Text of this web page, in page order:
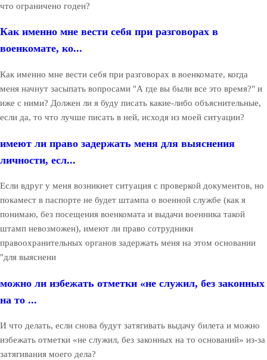
что ограничено годен?
Как именно мне вести себя при разговорах в
военкомате, ко...
Как именно мне вести себя при разговорах в военкомате, когда
меня начнут засыпать вопросами "А где вы были все это время?" и
иже с ними? Должен ли я буду писать какие-либо объяснительные,
если да, то что лучше писать в ней, исходя из моей ситуации?
имеют ли право задержать меня для выяснения
личности, есл...
Если вдруг у меня возникнет ситуация с проверкой документов, но
покамест в паспорте не будет штампа о военной службе (как я
понимаю, без посещения военкомата и выдачи военника такой
штамп невозможен), имеют ли право сотрудники
правоохранительных органов задержать меня на этом основании
"для выяснени
можно ли избежать отметки «не служил, без законных
на то ...
И что делать, если снова будут затягивать выдачу билета и можно
избежать отметки «не служил, без законных на то оснований» из-за
затягивания моего дела?